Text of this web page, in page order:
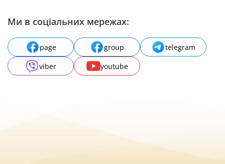
Ми в соціальних мережах:
page group
telegram
viber
youtube